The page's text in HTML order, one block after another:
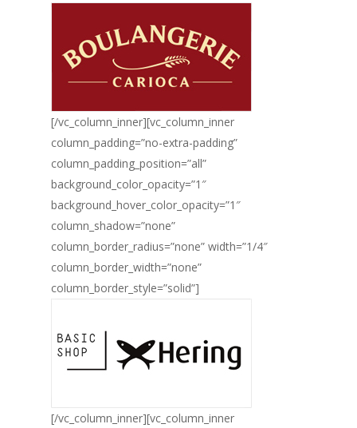
[/vc_column_inner][vc_column_inner
column_padding=”no-extra-padding”
column_padding_position=”all”
background_color_opacity=”1″
background_hover_color_opacity=”1″
column_shadow=”none”
column_border_radius=”none” width=”1/4″
column_border_width=”none”
column_border_style=”solid”]
[/vc_column_inner][vc_column_inner